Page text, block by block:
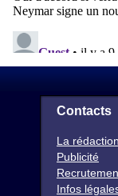
Contacts
La rédaction
Publicité
Infos